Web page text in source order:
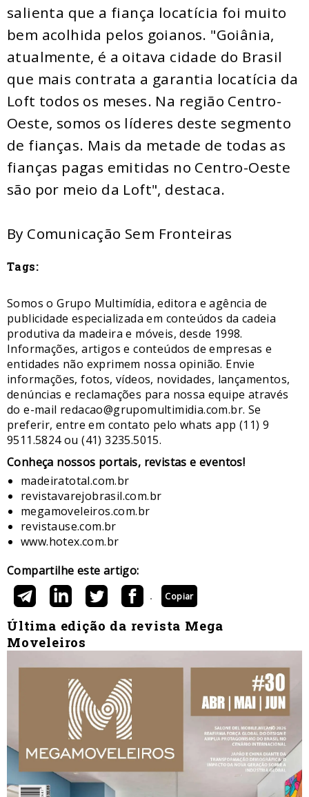
salienta que a fiança locatícia foi muito
bem acolhida pelos goianos. "Goiânia,
atualmente, é a oitava cidade do Brasil
que mais contrata a garantia locatícia da
Loft todos os meses. Na região Centro-
Oeste, somos os líderes deste segmento
de fianças. Mais da metade de todas as
fianças pagas emitidas no Centro-Oeste
são por meio da Loft", destaca.
By Comunicação Sem Fronteiras
Tags:
Somos o Grupo Multimídia, editora e agência de
publicidade especializada em conteúdos da cadeia
produtiva da madeira e móveis, desde 1998.
Informações, artigos e conteúdos de empresas e
entidades não exprimem nossa opinião. Envie
informações, fotos, vídeos, novidades, lançamentos,
denúncias e reclamações para nossa equipe através
do e-mail redacao@grupomultimidia.com.br. Se
preferir, entre em contato pelo whats app (11) 9
9511.5824 ou (41) 3235.5015.
​Conheça nossos ​portais, revistas e eventos​!
madeiratotal.com.br
revistavarejobrasil.com.br
megamoveleiros.com.br
revistause.com.br
www.hotex.com.br
Compartilhe este artigo:
Copiar
Última edição da revista Mega
Moveleiros